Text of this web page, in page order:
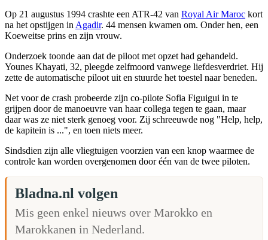
Op 21 augustus 1994 crashte een ATR-42 van Royal Air Maroc kort
na het opstijgen in Agadir. 44 mensen kwamen om. Onder hen, een
Koeweitse prins en zijn vrouw.
Onderzoek toonde aan dat de piloot met opzet had gehandeld.
Younes Khayati, 32, pleegde zelfmoord vanwege liefdesverdriet. Hij
zette de automatische piloot uit en stuurde het toestel naar beneden.
Net voor de crash probeerde zijn co-pilote Sofia Figuigui in te
grijpen door de manoeuvre van haar collega tegen te gaan, maar
daar was ze niet sterk genoeg voor. Zij schreeuwde nog "Help, help,
de kapitein is ...", en toen niets meer.
Sindsdien zijn alle vliegtuigen voorzien van een knop waarmee de
controle kan worden overgenomen door één van de twee piloten.
Bladna.nl volgen
Mis geen enkel nieuws over Marokko en
Marokkanen in Nederland.